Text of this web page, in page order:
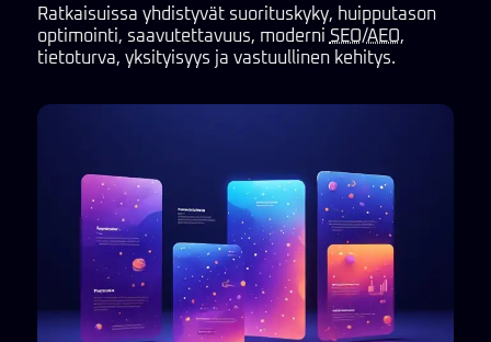
Ratkaisuissa yhdistyvät suorituskyky, huipputason
optimointi, saavutettavuus, moderni SEO/AEO,
tietoturva, yksityisyys ja vastuullinen kehitys.